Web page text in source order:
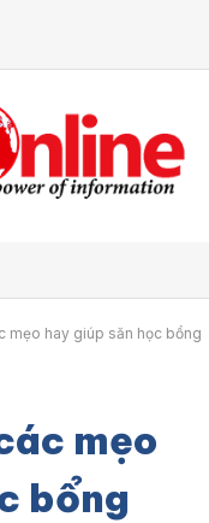
mẹo hay giúp săn học bổng
mẹo
bổng